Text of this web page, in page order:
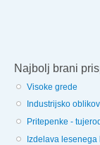
Najbolj brani
Visoke grede
Industrijsko
Pritepenke -
Izdelava lesenega